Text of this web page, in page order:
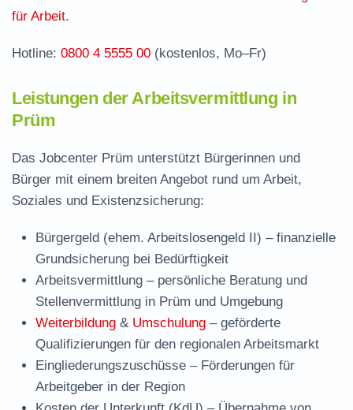
für Arbeit.
Hotline: 0800 4 5555 00 (kostenlos, Mo–Fr)
Leistungen der Arbeitsvermittlung in
Prüm
Das Jobcenter Prüm unterstützt Bürgerinnen und
Bürger mit einem breiten Angebot rund um Arbeit,
Soziales und Existenzsicherung:
Bürgergeld (ehem. Arbeitslosengeld II) – finanzielle
Grundsicherung bei Bedürftigkeit
Arbeitsvermittlung – persönliche Beratung und
Stellenvermittlung in Prüm und Umgebung
Weiterbildung & Umschulung – geförderte
Qualifizierungen für den regionalen Arbeitsmarkt
Eingliederungszuschüsse – Förderungen für
Arbeitgeber in der Region